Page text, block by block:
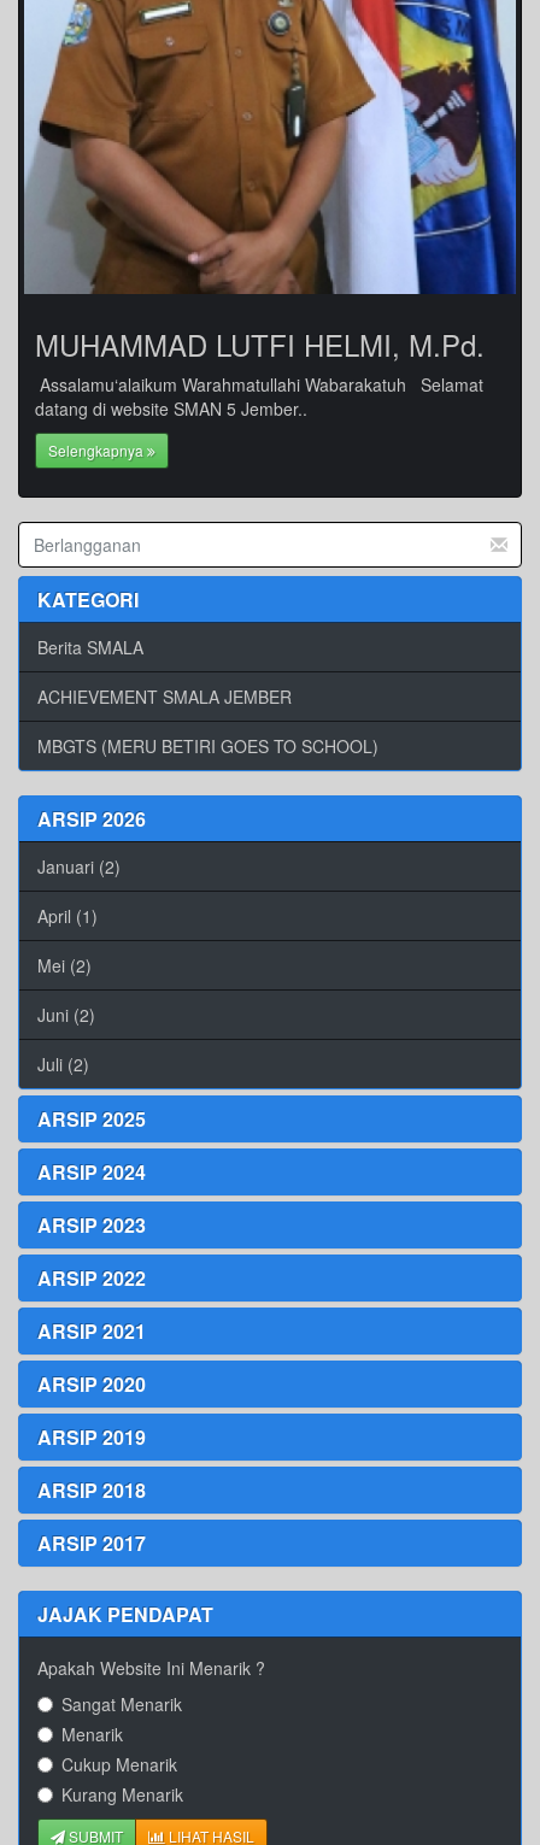
MUHAMMAD LUTFI HELMI, M.Pd.
Assalamu‘alaikum Warahmatullahi Wabarakatuh Selamat
datang di website SMAN 5 Jember..
Selengkapnya
KATEGORI
Berita SMALA
ACHIEVEMENT SMALA JEMBER
MBGTS (MERU BETIRI GOES TO SCHOOL)
ARSIP 2026
Januari (2)
April (1)
Mei (2)
Juni (2)
Juli (2)
ARSIP 2025
ARSIP 2024
ARSIP 2023
ARSIP 2022
ARSIP 2021
ARSIP 2020
ARSIP 2019
ARSIP 2018
ARSIP 2017
JAJAK PENDAPAT
Apakah Website Ini Menarik ?
Sangat Menarik
Menarik
Cukup Menarik
Kurang Menarik
SUBMIT LIHAT HASIL